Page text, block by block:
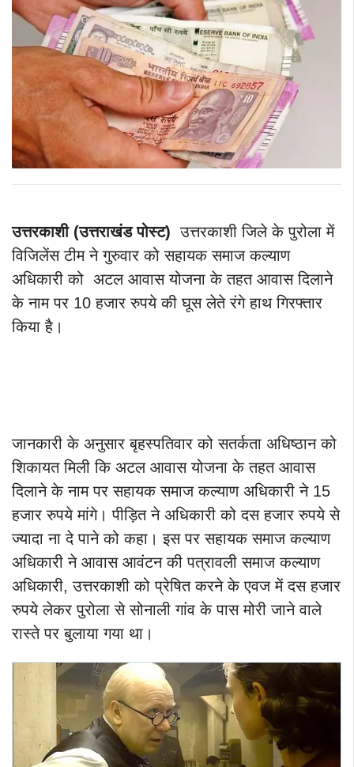
उत्तरकाशी (उत्तराखंड पोस्ट) उत्तरकाशी जिले के पुरोला में
विजिलेंस टीम ने गुरुवार को सहायक समाज कल्याण
अधिकारी को अटल आवास योजना के तहत आवास दिलाने
के नाम पर 10 हजार रुपये की घूस लेते रंगे हाथ गिरफ्तार
किया है।
जानकारी के अनुसार बृहस्पतिवार को सतर्कता अधिष्ठान को
शिकायत मिली कि अटल आवास योजना के तहत आवास
दिलाने के नाम पर सहायक समाज कल्याण अधिकारी ने 15
हजार रुपये मांगे। पीड़ित ने अधिकारी को दस हजार रुपये से
ज्यादा ना दे पाने को कहा। इस पर सहायक समाज कल्याण
अधिकारी ने आवास आवंटन की पत्रावली समाज कल्याण
अधिकारी, उत्तरकाशी को प्रेषित करने के एवज में दस हजार
रुपये लेकर पुरोला से सोनाली गांव के पास मोरी जाने वाले
रास्ते पर बुलाया गया था।